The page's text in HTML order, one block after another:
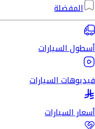
المفضلة
أسطول السيارات
فيديوهات السيارات
أسعار السيارات